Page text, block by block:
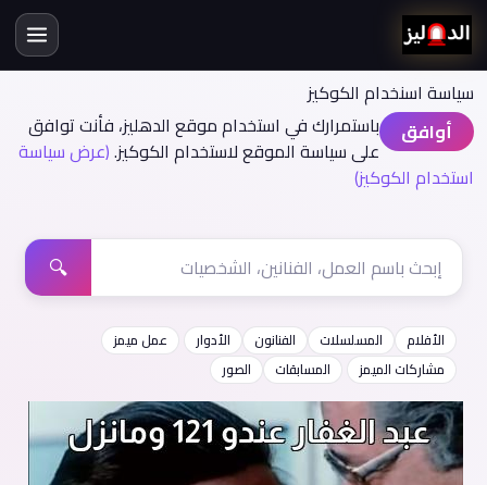
سياسة اسنخدام الكوكيز
أوافق
باستمرارك في استخدام موقع الدهليز، فأنت توافق
على سياسة الموقع لاستخدام الكوكيز.(عرض سياسة
استخدام الكوكيز)
🔍
الأفلام المسلسلات الفنانون الأدوار
عمل ميمز
مشاركات الميمز
المسابقات الصور